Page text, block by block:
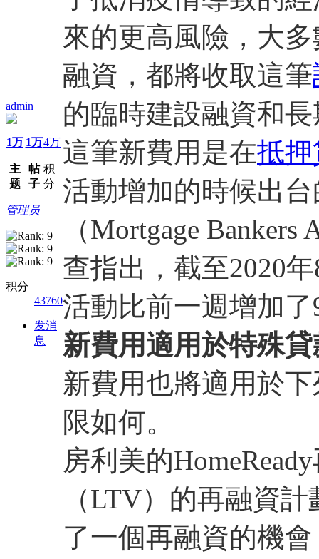
admin
1万
主
题
1万
帖
子
4万
积
分
管理员
积分
43760
发消
息
來的更高風險，大
融資，都將收取這筆
的臨時建設融資和
這筆新費用是在抵
活動增加的時候出
（Mortgage
查指出，截至2020
活動比前一週增加
新費用適用於特殊
新費用也將適用於
限如何。
房利美的
（LTV）的再融資
了一個再融資的機